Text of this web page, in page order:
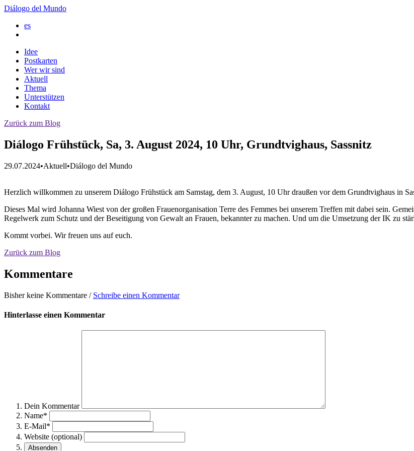
Diálogo del Mundo
es
Idee
Postkarten
Wer wir sind
Aktuell
Thema
Unterstützen
Kontakt
Zurück zum Blog
Diálogo Frühstück, Sa, 3. August 2024, 10 Uhr, Grundtvighaus, Sassnitz
29.07.2024•Aktuell•Diálogo del Mundo
Herzlich willkommen zu unserem Diálogo Frühstück am Samstag, dem 3. August, 10 Uhr draußen vor dem Grundtvighaus in
Dieses Mal wird Johanna Wiest von der großen Frauenorganisation Terre des Femmes bei unserem Treffen mit dabei sein.
Regelwerk zum Schutz und der Beseitigung von Gewalt an Frauen, bekannter zu machen. Und um die Umsetzung der IK zu
Kommt vorbei. Wir freuen uns auf euch.
Zurück zum Blog
Kommentare
Bisher keine Kommentare / Schreibe einen Kommentar
Hinterlasse einen Kommentar
Dein Kommentar
Name*
E-Mail*
Website (optional)